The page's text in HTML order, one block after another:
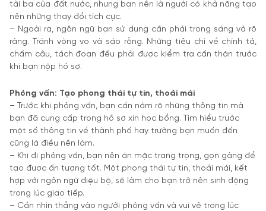
tài ba của đất nước, nhưng bạn nên là người có khả năng tạo
nên những thay đổi tích cực.
– Ngoài ra, ngôn ngữ bạn sử dụng cần phải trong sáng và rõ
ràng. Tránh vòng vo và sáo rỗng. Những tiêu chí về chính tả,
chấm câu, tách đoạn đều phải được kiểm tra cẩn thận trước
khi bạn nộp hồ sơ.
Phỏng vấn: Tạo phong thái tự tin, thoải mái
– Trước khi phỏng vấn, bạn cần nắm rõ những thông tin mà
bạn đã cung cấp trong hồ sơ xin học bổng. Tìm hiểu trước
một số thông tin về thành phố hay trường bạn muốn đến
cũng là điều nên làm.
– Khi đi phỏng vấn, bạn nên ăn mặc trang trọng, gọn gàng để
tạo được ấn tượng tốt. Một phong thái tự tin, thoải mái, kết
hợp với ngôn ngữ điệu bộ, sẽ làm cho bạn trở nên sinh động
trong lúc giao tiếp.
– Cần nhìn thẳng vào người phỏng vấn và vui vẻ trong lúc